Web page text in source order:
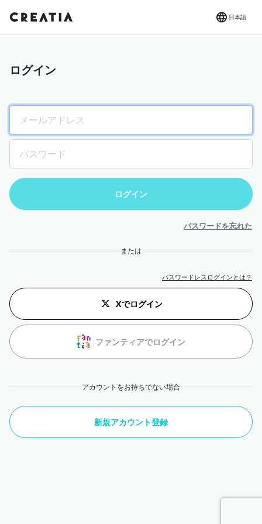
日本語
ログイン
パスワードを忘れた
または
パスワードレスログインとは？
Xでログイン
ファンティアでログイン
アカウントをお持ちでない場合
新規アカウント登録